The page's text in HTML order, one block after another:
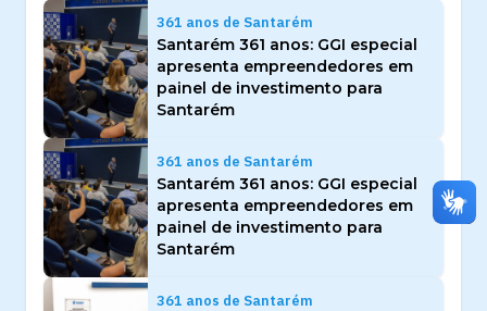
361 anos de Santarém
Santarém 361 anos: GGI especial
apresenta empreendedores em
painel de investimento para
Santarém
361 anos de Santarém
Santarém 361 anos: GGI especial
apresenta empreendedores em
painel de investimento para
Santarém
361 anos de Santarém